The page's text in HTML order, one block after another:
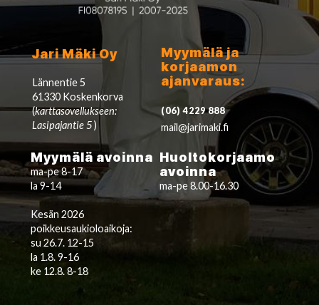
Jari Mäki Oy
Lännentie 5
61330 Koskenkorva
(karttasovellukseen:
Lasipajantie 5)
Myymälä ja
korjaamon
ajanvaraus:
(06) 4229 888
mail@jarimaki.fi
Myymälä avoinna
ma-pe 8-17
la 9-14
Kesän 2026
poikkeusaukioloaikoja:
su 26.7. 12-15
la 1.8. 9-16
ke 12.8. 8-18
Huoltokorjaamo
avoinna
ma-pe 8.00-16.30